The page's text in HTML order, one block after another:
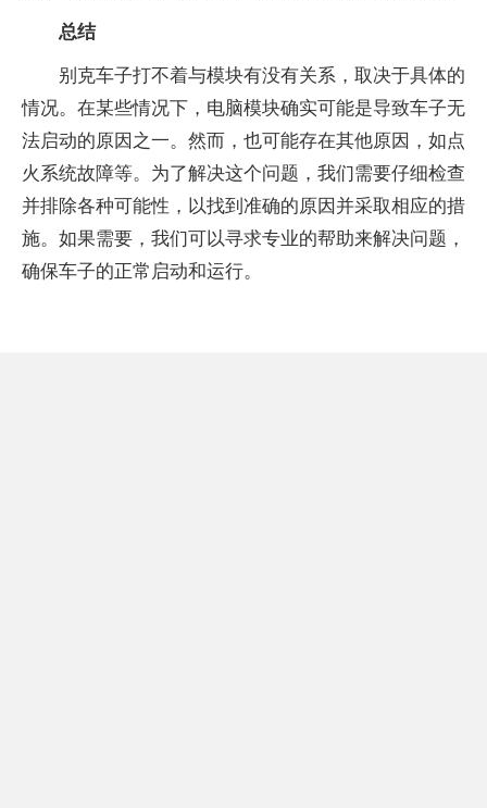
总结
别克车子打不着与模块有没有关系，取决于具体的
情况。在某些情况下，电脑模块确实可能是导致车子无
法启动的原因之一。然而，也可能存在其他原因，如点
火系统故障等。为了解决这个问题，我们需要仔细检查
并排除各种可能性，以找到准确的原因并采取相应的措
施。如果需要，我们可以寻求专业的帮助来解决问题，
确保车子的正常启动和运行。